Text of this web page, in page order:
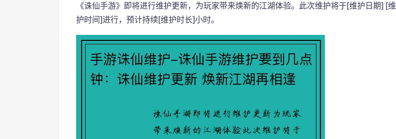
《诛仙手游》即将进行维护更新，为玩家带来焕新的江湖体验。此次维护将于[维护日期] [维
护时间]进行，预计持续[维护时长]小时。